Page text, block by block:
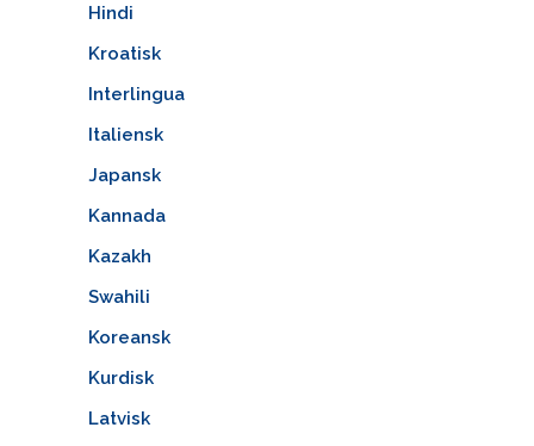
Hindi
Kroatisk
Interlingua
Italiensk
Japansk
Kannada
Kazakh
Swahili
Koreansk
Kurdisk
Latvisk